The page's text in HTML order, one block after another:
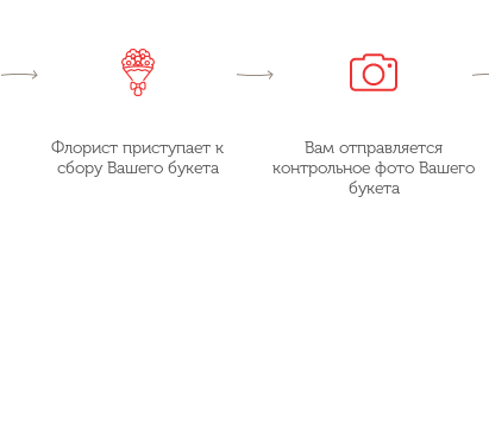
Флорист приступает к
сбору Вашего букета
Вам отправляется
контрольное фото Вашего
букета